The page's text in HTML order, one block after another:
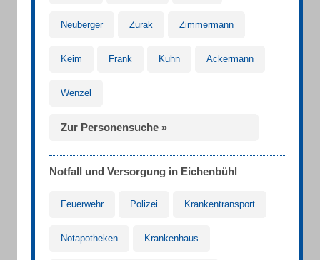
Neuberger Zurak Zimmermann
Keim Frank Kuhn Ackermann
Wenzel
Zur Personensuche »
Notfall und Versorgung in Eichenbühl
Feuerwehr Polizei Krankentransport
Notapotheken Krankenhaus